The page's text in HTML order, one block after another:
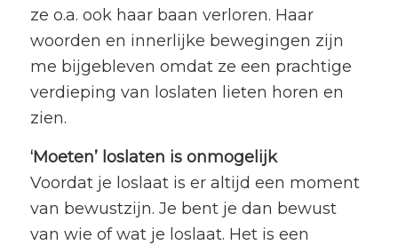
ze o.a. ook haar baan verloren. Haar
woorden en innerlijke bewegingen zijn
me bijgebleven omdat ze een prachtige
verdieping van loslaten lieten horen en
zien.
‘Moeten’ loslaten is onmogelijk
Voordat je loslaat is er altijd een moment
van bewustzijn. Je bent je dan bewust
van wie of wat je loslaat. Het is een